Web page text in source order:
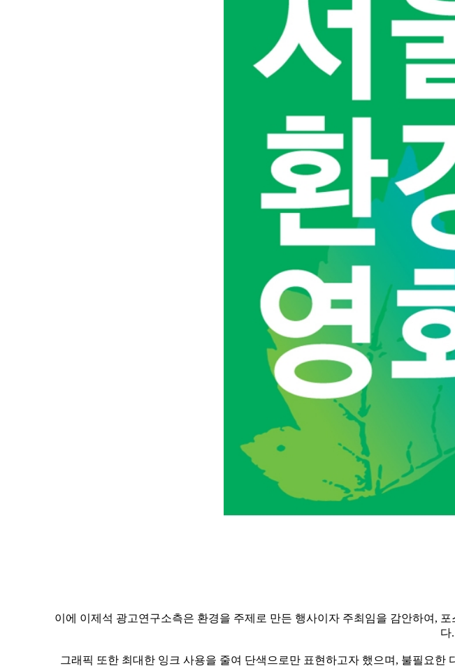
이에 이제석 광고연구소측은 환경을 주제로 만든 행사이자 주최임을 감안하여,
다.
그래픽 또한 최대한 잉크 사용을 줄여 단색으로만 표현하고자 했으며, 불필요